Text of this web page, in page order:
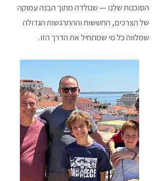
הסוכנות שלנו — שנולדה מתוך הבנה עמוקה
של הצרכים, החששות וההתרגשות הגדולה
שמלווה כל מי שמתחיל את הדרך הזו.